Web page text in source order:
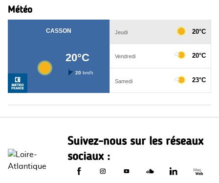
Météo
Suivez-nous sur les réseaux
sociaux :